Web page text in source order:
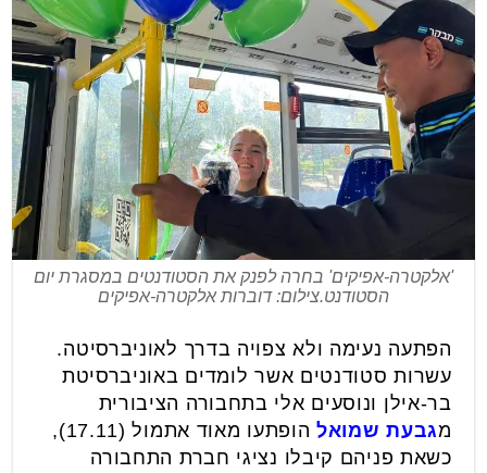
'אלקטרה-אפיקים' בחרה לפנק את הסטודנטים במסגרת יום
הסטודנט.צילום: דוברות אלקטרה-אפיקים
הפתעה נעימה ולא צפויה בדרך לאוניברסיטה.
עשרות סטודנטים אשר לומדים באוניברסיטת
בר-אילן ונוסעים אלי בתחבורה הציבורית
מגבעת שמואל
הופתעו מאוד אתמול (17.11),
כשאת פניהם קיבלו נציגי חברת התחבורה